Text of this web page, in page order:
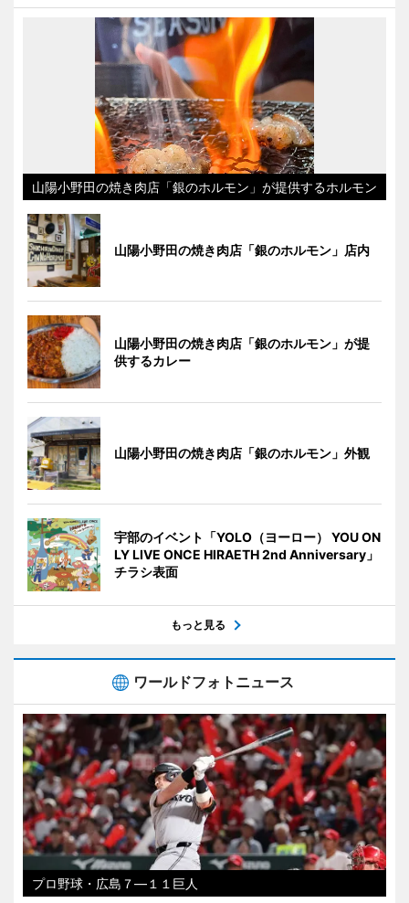
山陽小野田の焼き肉店「銀のホルモン」が提供するホルモン
山陽小野田の焼き肉店「銀のホルモン」店内
山陽小野田の焼き肉店「銀のホルモン」が提
供するカレー
山陽小野田の焼き肉店「銀のホルモン」外観
宇部のイベント「YOLO（ヨーロー） YOU ON
LY LIVE ONCE HIRAETH 2nd Anniversary」
チラシ表面
もっと見る
ワールドフォトニュース
プロ野球・広島７―１１巨人